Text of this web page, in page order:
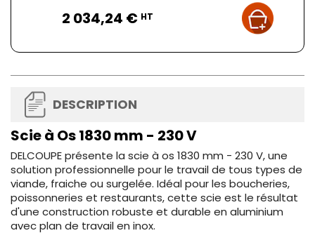
2 034,24 € HT
DESCRIPTION
Scie à Os 1830 mm - 230 V
DELCOUPE présente la scie à os 1830 mm - 230 V, une
solution professionnelle pour le travail de tous types de
viande, fraiche ou surgelée. Idéal pour les boucheries,
poissonneries et restaurants, cette scie est le résultat
d'une construction robuste et durable en aluminium
avec plan de travail en inox.